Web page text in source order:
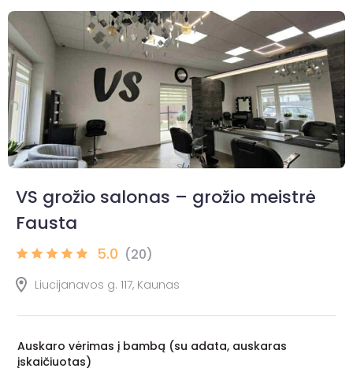
VS grožio salonas – grožio meistrė
Fausta
5.0 (20)
Liucijanavos g. 117, Kaunas
Auskaro vėrimas į bambą (su adata, auskaras
įskaičiuotas)